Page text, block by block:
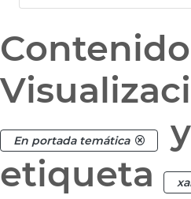
En portada temática
y
etiqueta